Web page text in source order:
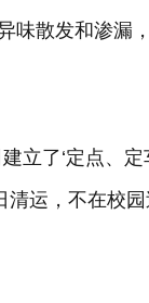
味散发和渗漏
立了‘定点、定
清运，不在校